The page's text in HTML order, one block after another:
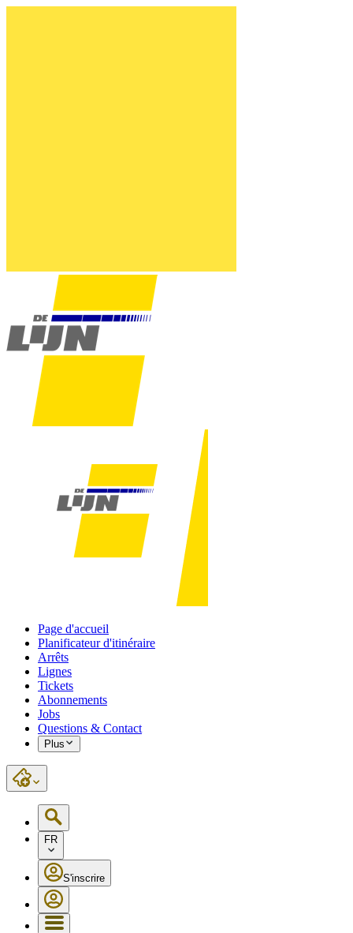
Page d'accueil
Planificateur d'itinéraire
Arrêts
Lignes
Tickets
Abonnements
Jobs
Questions & Contact
Plus
FR
S'inscrire